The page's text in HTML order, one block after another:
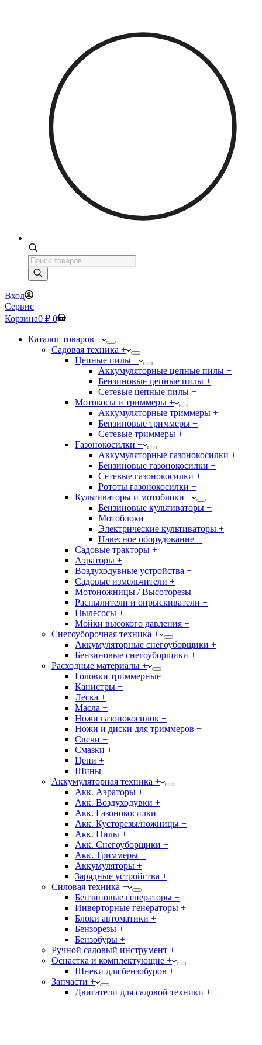
Поиск
товаров
Вход
Сервис
Корзина0 ₽ 0
Каталог товаров +
Садовая техника +
Цепные пилы +
Аккумуляторные цепные пилы +
Бензиновые цепные пилы +
Сетевые цепные пилы +
Мотокосы и триммеры +
Аккумуляторные триммеры +
Бензиновые триммеры +
Сетевые триммеры +
Газонокосилки +
Аккумуляторные газонокосилки +
Бензиновые газонокосилки +
Сетевые газонокосилки +
Рототы газонокосилки +
Культиваторы и мотоблоки +
Бензиновые культиваторы +
Мотоблоки +
Электрические культиваторы +
Навесное оборудование +
Садовые тракторы +
Аэраторы +
Воздуходувные устройства +
Садовые измельчители +
Мотоножницы / Высоторезы +
Распылители и опрыскиватели +
Пылесосы +
Мойки высокого давления +
Снегоуборочная техника +
Аккумуляторные снегоуборщики +
Бензиновые снегоуборщики +
Расходные материалы +
Головки триммерные +
Канистры +
Леска +
Масла +
Ножи газонокосилок +
Ножи и диски для триммеров +
Свечи +
Смазки +
Цепи +
Шины +
Аккумуляторная техника +
Акк. Аэраторы +
Акк. Воздуходувки +
Акк. Газонокосилки +
Акк. Кусторезы/ножницы +
Акк. Пилы +
Акк. Снегоуборщики +
Акк. Триммеры +
Аккумуляторы +
Зарядные устройства +
Силовая техника +
Бензиновые генераторы +
Инверторные генераторы +
Блоки автоматики +
Бензорезы +
Бензобуры +
Ручной садовый инструмент +
Оснастка и комплектующие +
Шнеки для бензобуров +
Запчасти +
Двигатели для садовой техники +